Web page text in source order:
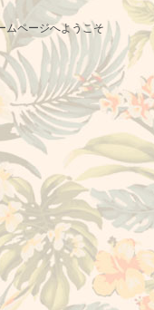
ページへようこそ